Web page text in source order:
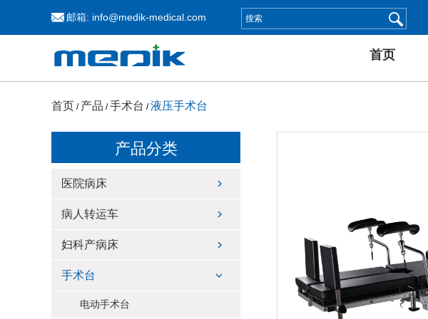
邮箱: info@medik-medical.com
首页
首页 / 产品 /手术台 /液压手术台
产品分类
医院病床
病人转运车
妇科产病床
手术台
电动手术台